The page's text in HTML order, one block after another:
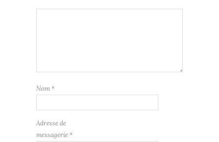
Nom *
Adresse de
messagerie *